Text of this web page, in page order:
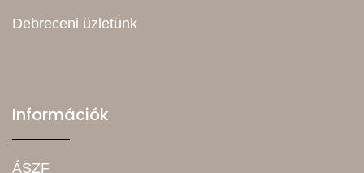
Debreceni üzletünk
Információk
ÁSZF